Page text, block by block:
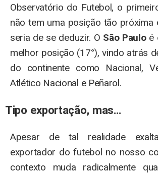
Observatório do Futebol, o
não tem uma posição tão
seria de se deduzir. O São Pauloé
melhor posição (17°), vindo atrás
do continente como Nacional,
Atlético Nacional e Peñarol.
Tipo exportação, mas…
Apesar de tal realidade
exportador do futebol no nosso
contexto muda radicalmente